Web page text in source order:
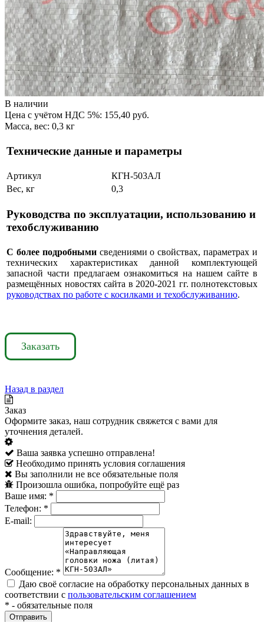
В наличии
Цена с учётом НДС 5%: 155,40 руб.
Масса, вес: 0,3 кг
Технические данные и параметры
Артикул
КГН-503АЛ
Вес, кг
0,3
Руководства по эксплуатации, использованию и
техобслуживанию
С более подробнымисведениями о свойствах, параметрах и
технических характеристиках данной комплектующей
запасной части предлагаем ознакомиться на нашем сайте в
размещённых новостях сайта в 2020-2021 гг. полнотекстовых
руководствах по работе с косилками и техобслуживанию.
Заказать
Назад в раздел
Заказ
Оформите заказ, наш сотрудник свяжется с вами для
уточнения деталей.
Ваша заявка успешно отправлена!
Необходимо принять условия соглашения
Вы заполнили не все обязательные поля
Произошла ошибка, попробуйте ещё раз
Ваше имя: *
Телефон: *
E-mail:
Сообщение: *
Даю своё согласие на обработку персональных данных в
соответствии с пользовательским соглашением
* - обязательные поля